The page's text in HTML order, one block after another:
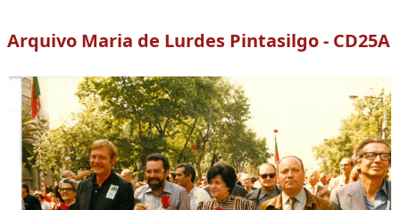
Arquivo Maria de Lurdes Pintasilgo - CD25A